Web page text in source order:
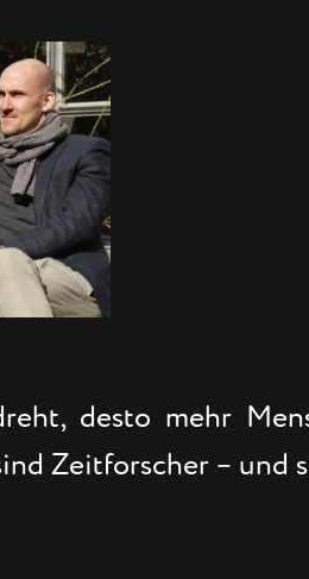
desto mehr
Zeitforscher – und